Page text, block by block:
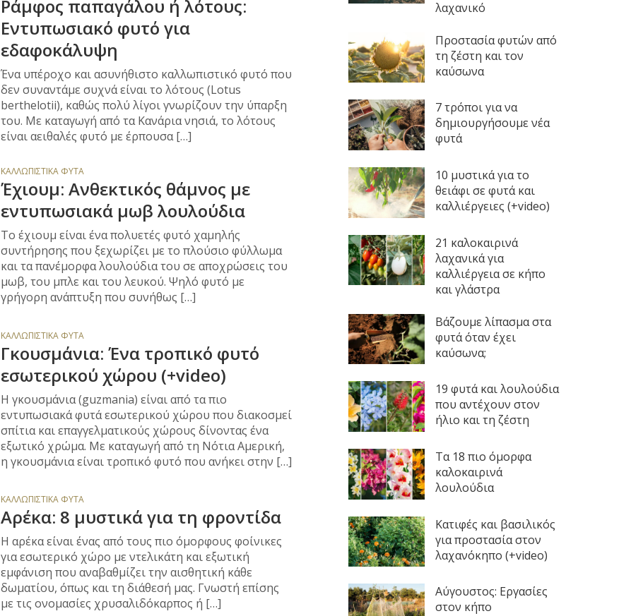
Ράμφος παπαγάλου ή λότους:
Εντυπωσιακό φυτό για
εδαφοκάλυψη
Ένα υπέροχο και ασυνήθιστο καλλωπιστικό φυτό που
δεν συναντάμε συχνά είναι το λότους (Lotus
berthelotii), καθώς πολύ λίγοι γνωρίζουν την ύπαρξη
του. Με καταγωγή από τα Κανάρια νησιά, το λότους
είναι αειθαλές φυτό με έρπουσα […]
ΚΑΛΛΩΠΙΣΤΙΚΆ ΦΥΤΆ
Έχιουμ: Ανθεκτικός θάμνος με
εντυπωσιακά μωβ λουλούδια
Το έχιουμ είναι ένα πολυετές φυτό χαμηλής
συντήρησης που ξεχωρίζει με το πλούσιο φύλλωμα
και τα πανέμορφα λουλούδια του σε αποχρώσεις του
μωβ, του μπλε και του λευκού. Ψηλό φυτό με
γρήγορη ανάπτυξη που συνήθως […]
ΚΑΛΛΩΠΙΣΤΙΚΆ ΦΥΤΆ
Γκουσμάνια: Ένα τροπικό φυτό
εσωτερικού χώρου (+video)
H γκουσμάνια (guzmania) είναι από τα πιο
εντυπωσιακά φυτά εσωτερικού χώρου που διακοσμεί
σπίτια και επαγγελματικούς χώρους δίνοντας ένα
εξωτικό χρώμα. Με καταγωγή από τη Νότια Αμερική,
η γκουσμάνια είναι τροπικό φυτό που ανήκει στην […]
ΚΑΛΛΩΠΙΣΤΙΚΆ ΦΥΤΆ
Αρέκα: 8 μυστικά για τη φροντίδα
Η αρέκα είναι ένας από τους πιο όμορφους φοίνικες
για εσωτερικό χώρο με ντελικάτη και εξωτική
εμφάνιση που αναβαθμίζει την αισθητική κάθε
δωματίου, όπως και τη διάθεσή μας. Γνωστή επίσης
με τις ονομασίες χρυσαλιδόκαρπος ή […]
λαχανικό
Προστασία φυτών από
τη ζέστη και τον
καύσωνα
7 τρόποι για να
δημιουργήσουμε νέα
φυτά
10 μυστικά για το
θειάφι σε φυτά και
καλλιέργειες (+video)
21 καλοκαιρινά
λαχανικά για
καλλιέργεια σε κήπο
και γλάστρα
Βάζουμε λίπασμα στα
φυτά όταν έχει
καύσωνα;
19 φυτά και λουλούδια
που αντέχουν στον
ήλιο και τη ζέστη
Τα 18 πιο όμορφα
καλοκαιρινά
λουλούδια
Κατιφές και βασιλικός
για προστασία στον
λαχανόκηπο (+video)
Αύγουστος: Εργασίες
στον κήπο